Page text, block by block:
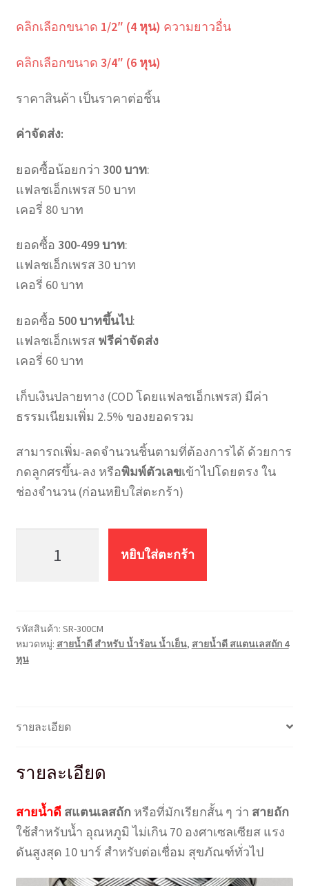
คลิกเลือกขนาด 1/2″ (4 หุน) ความยาวอื่น
คลิกเลือกขนาด 3/4″ (6 หุน)
ราคาสินค้า เป็นราคาต่อชิ้น
ค่าจัดส่ง:
ยอดซื้อน้อยกว่า 300 บาท:
แฟลชเอ็กเพรส 50 บาท
เคอรี่ 80 บาท
ยอดซื้อ 300-499 บาท:
แฟลชเอ็กเพรส 30 บาท
เคอรี่ 60 บาท
ยอดซื้อ 500 บาทขึ้นไป:
แฟลชเอ็กเพรส ฟรีค่าจัดส่ง
เคอรี่ 60 บาท
เก็บเงินปลายทาง (COD โดยแฟลชเอ็กเพรส) มีค่า
ธรรมเนียมเพิ่ม 2.5% ของยอดรวม
สามารถเพิ่ม-ลดจำนวนชิ้นตามที่ต้องการได้ ด้วยการ
กดลูกศรขึ้น-ลง หรือพิมพ์ตัวเลขเข้าไปโดยตรง ใน
ช่องจำนวน (ก่อนหยิบใส่ตะกร้า)
เลส
ถัก
ยาว
เมตร)
หยิบใส่ตะกร้า
รหัสสินค้า: SR-300CM
หมวดหมู่: สายน้ำดี สำหรับ น้ำร้อน น้ำเย็น, สายน้ำดี สแตนเลสถัก 4
หุน
รายละเอียด
รายละเอียด
สายน้ำดี สแตนเลสถักหรือที่มักเรียกสั้น ๆ ว่า สายถัก
ใช้สำหรับน้ำ อุณหภูมิ ไม่เกิน 70 องศาเซลเซียส แรง
ดันสูงสุด 10 บาร์ สำหรับต่อเชื่อม สุขภัณฑ์ทั่วไป